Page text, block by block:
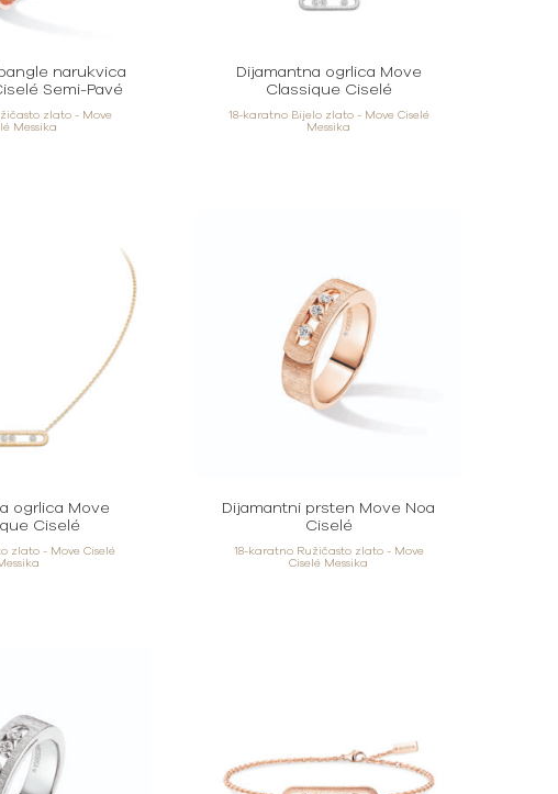
narukvica
Semi-Pavé
zlato - Move
Messika
Dijamantna ogrlica Move
Classique Ciselé
18-karatno Bijelo zlato - Move Ciselé
Messika
ogrlica Move
Ciselé
zlato - Move Ciselé
Dijamantni prsten Move Noa
Ciselé
18-karatno Ružičasto zlato - Move
Ciselé Messika